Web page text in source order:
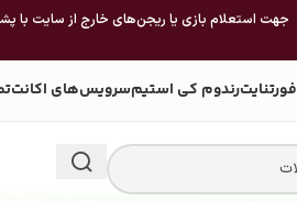
جهت استعلام بازی یا ریجن‌های خارج از سایت با
فورتنایترندوم کی استیمسرویس‌های اکانت